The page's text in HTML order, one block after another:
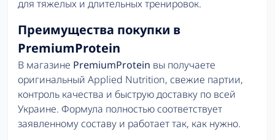
для тяжелых и длительных тренировок.
Преимущества покупки в
PremiumProtein
В магазине PremiumProtein вы получаете
оригинальный Applied Nutrition, свежие партии,
контроль качества и быструю доставку по всей
Украине. Формула полностью соответствует
заявленному составу и работает так, как нужно.